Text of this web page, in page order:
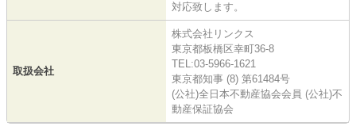
対応致します。
取扱会社
株式会社リンクス
東京都板橋区幸町36-8
TEL:03-5966-1621
東京都知事 (8) 第61484号
(公社)全日本不動産協会会員 (公社)不
動産保証協会